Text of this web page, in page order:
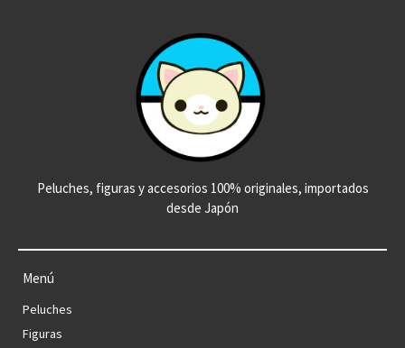
Peluches, figuras y accesorios 100% originales, importados
desde Japón
Menú
Peluches
Figuras